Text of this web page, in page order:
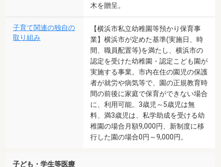
木を贈呈。
子育て関連の独自の
取り組み
【横浜市私立幼稚園等預かり保育事
業】横浜市が定めた基準(実施日、時
間、職員配置等)を満たし、横浜市の
認定を受けた幼稚園・認定こども園が
実施する事業。市内在住の園児の保護
者が就労や病気等で、園の正規教育時
間の前後に家庭で保育ができない場合
に、利用可能。3歳児～5歳児は無
料、満3歳児は、私学助成を受ける幼
稚園の場合月額9,000円、新制度に移
行した園の場合0円～9,000円。
子ども・学生等医療